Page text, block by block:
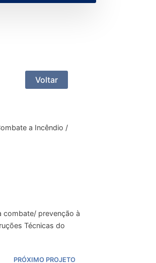
Voltar
a Incêndio /
combate/ prevenção à
Técnicas do
PRÓXIMO PROJETO